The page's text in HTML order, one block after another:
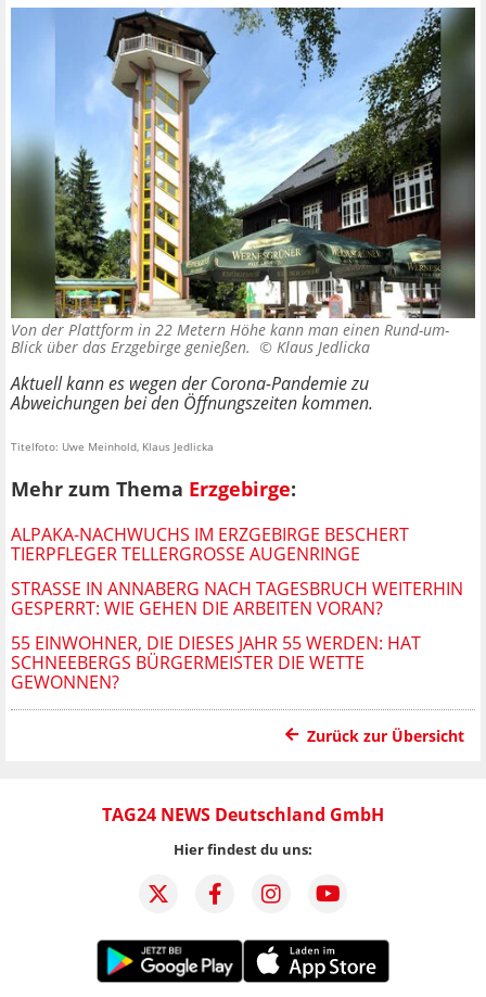
Von der Plattform in 22 Metern Höhe kann man einen Rund-um-
Blick über das Erzgebirge genießen. © Klaus Jedlicka
Aktuell kann es wegen der Corona-Pandemie zu
Abweichungen bei den Öffnungszeiten kommen.
Titelfoto: Uwe Meinhold, Klaus Jedlicka
Mehr zum Thema Erzgebirge:
ALPAKA-NACHWUCHS IM ERZGEBIRGE BESCHERT
TIERPFLEGER TELLERGROSSE AUGENRINGE
STRASSE IN ANNABERG NACH TAGESBRUCH WEITERHIN G
ESPERRT: WIE GEHEN DIE ARBEITEN VORAN?
55 EINWOHNER, DIE DIESES JAHR 55 WERDEN: HAT
SCHNEEBERGS BÜRGERMEISTER DIE WETTE
GEWONNEN?
Zurück zur Übersicht
TAG24 NEWS Deutschland GmbH
Hier findest du uns: